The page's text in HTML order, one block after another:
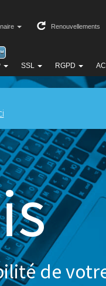
SSL RGPD
Renouvellements
de